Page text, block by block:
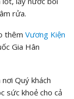
rửa.
thêm Vương Kiện
Gia Hân
Quý khách
sức khoẻ cho cả